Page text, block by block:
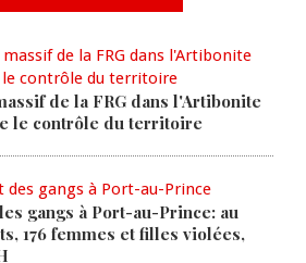
de la FRG dans l'Artibonite
le contrôle du territoire
gangs à Port-au-Prince: au
176 femmes et filles violées,